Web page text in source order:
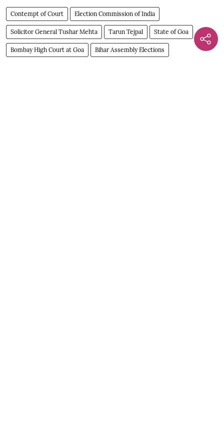
Contempt of Court Election Commission of India
Solicitor General Tushar Mehta Tarun Tejpal State of Goa
Bombay High Court at Goa Bihar Assembly Elections